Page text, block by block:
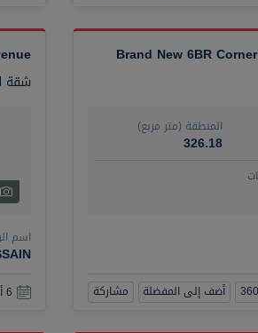
Brand New 6BR
المنطقة (متر مربع)
326.18
أضف إلى المفضلة مشاركة
شقة
اسم
6 أشهر +